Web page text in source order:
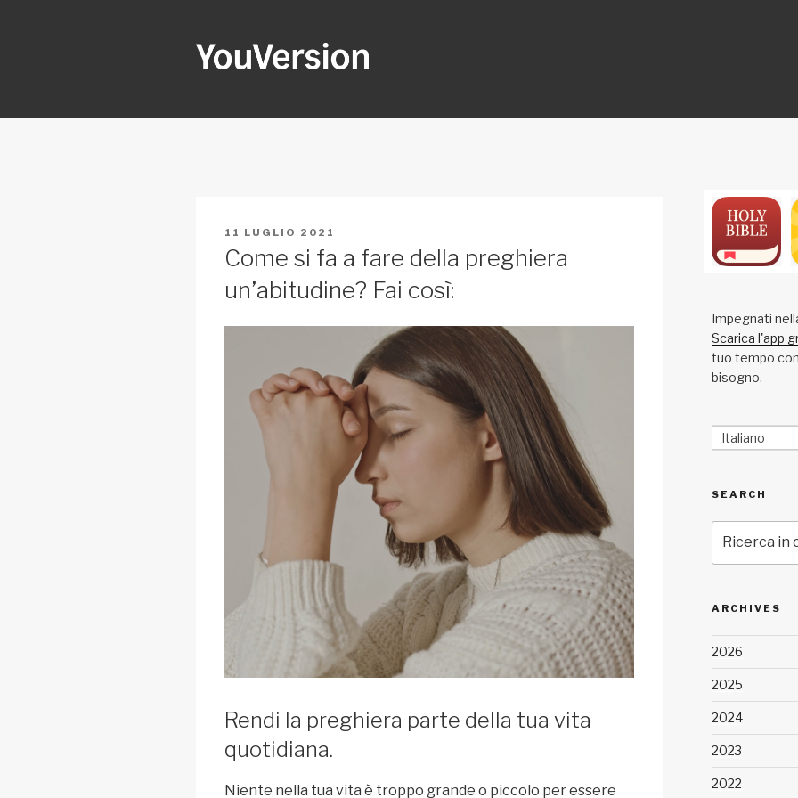
PUBBLICATO
11 LUGLIO 2021
Come si fa a fare della preghiera
un’abitudine? Fai così:
Rendi la preghiera parte della tua vita
quotidiana.
Niente nella tua vita è troppo grande o piccolo per essere
Impegnati
Scarica l'app
tuo tempo
bisogno.
Italiano
SEARCH
ARCHIVES
2026
2025
2024
2023
2022